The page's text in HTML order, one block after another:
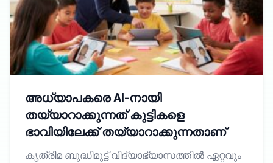
അധ്യാപകരെ AI-നായി
തയ്യാറാക്കുന്നത് കുട്ടികളെ
ഭാവിയിലേക്ക് തയ്യാറാക്കുന്നതാണ്
കൃത്രിമ ബുദ്ധിമുട്ട് വിദ്യാഭ്യാസത്തിൽ ഏറ്റവും